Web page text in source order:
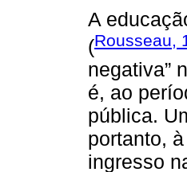
A
(Rousseau,
negativa”
é, ao
pública.
portanto,
ingresso